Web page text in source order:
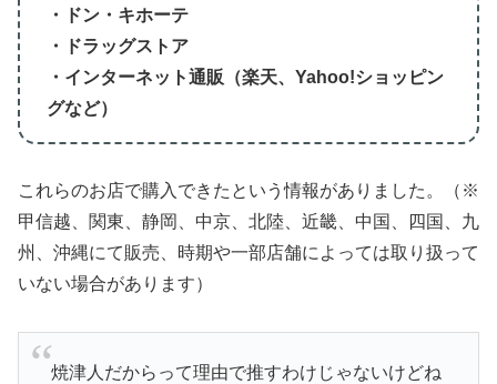
・ドン・キホーテ
・ドラッグストア
・インターネット通販（楽天、Yahoo!ショッピン
グなど）
これらのお店で購入できたという情報がありました。（※
甲信越、関東、静岡、中京、北陸、近畿、中国、四国、九
州、沖縄にて販売、時期や一部店舗によっては取り扱って
いない場合があります）
焼津人だからって理由で推すわけじゃないけどね